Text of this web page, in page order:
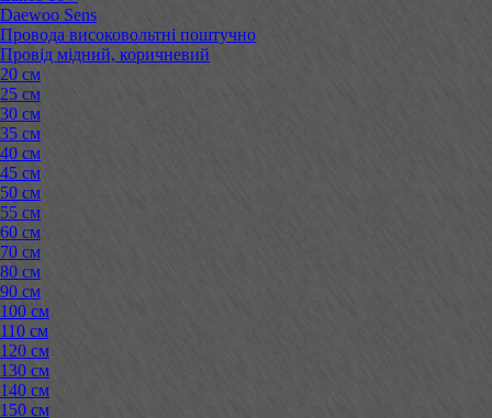
Daewoo Sens
Провода високовольтні поштучно
Провід мідний, коричневий
20 см
25 см
30 см
35 см
40 см
45 см
50 см
55 см
60 см
70 см
80 см
90 см
100 см
110 см
120 см
130 см
140 см
150 см